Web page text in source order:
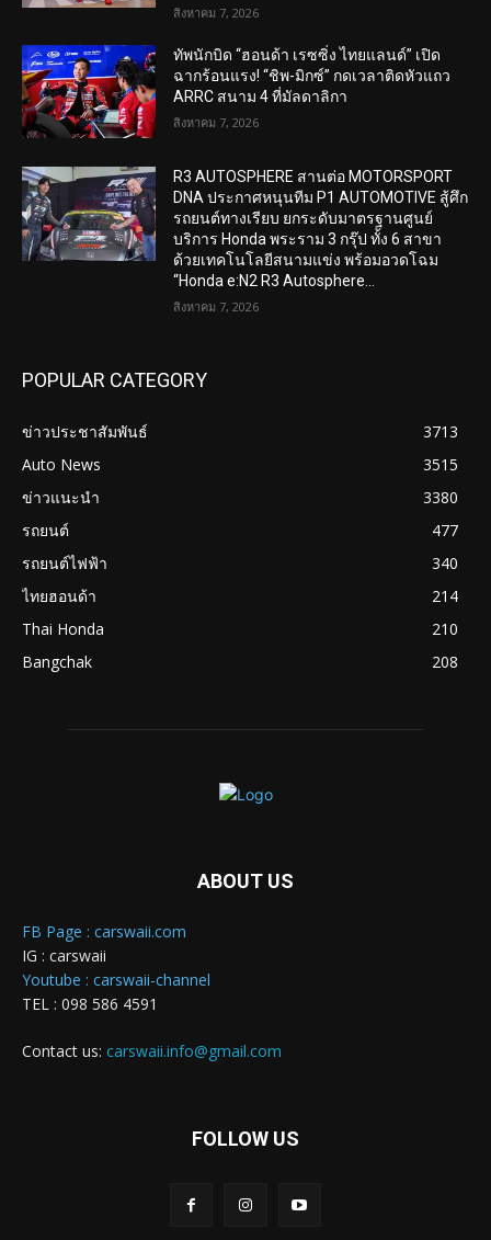
สิงหาคม 7, 2026
ทัพนักบิด “ฮอนด้า เรซซิ่ง ไทยแลนด์” เปิด
ฉากร้อนแรง! “ชิพ-มิกซ์” กดเวลาติดหัวแถว
ARRC สนาม 4 ที่มัลดาลิกา
สิงหาคม 7, 2026
R3 AUTOSPHERE สานต่อ MOTORSPORT
DNA ประกาศหนุนทีม P1 AUTOMOTIVE สู้ศึก
รถยนต์ทางเรียบ ยกระดับมาตรฐานศูนย์
บริการ Honda พระราม 3 กรุ๊ป ทั้ง 6 สาขา
ด้วยเทคโนโลยีสนามแข่ง พร้อมอวดโฉม
“Honda e:N2 R3 Autosphere...
สิงหาคม 7, 2026
POPULAR CATEGORY
ข่าวประชาสัมพันธ์
3713
Auto News
3515
ข่าวแนะนำ
3380
รถยนต์
477
รถยนต์ไฟฟ้า
340
ไทยฮอนด้า
214
Thai Honda
210
Bangchak
208
ABOUT US
FB Page : carswaii.com
IG : carswaii
Youtube : carswaii-channel
TEL : 098 586 4591
Contact us: carswaii.info@gmail.com
FOLLOW US